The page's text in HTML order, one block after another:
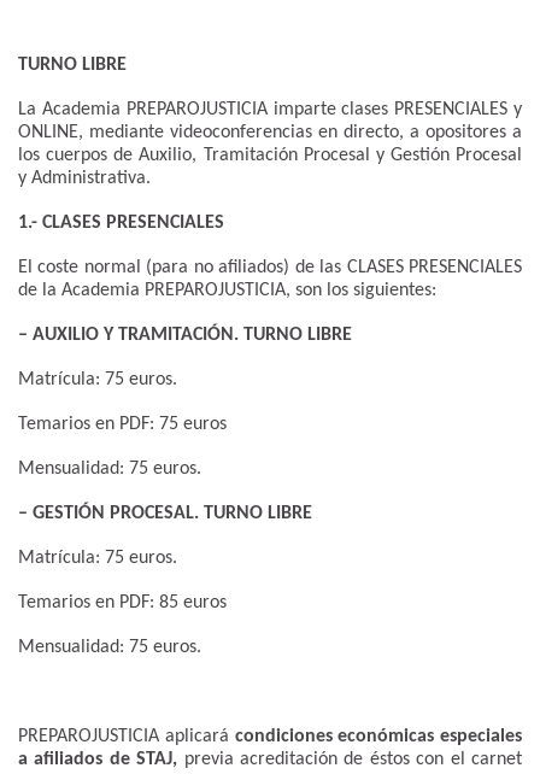
TURNO LIBRE
La Academia PREPAROJUSTICIA imparte clases PRESENCIALES y
ONLINE, mediante videoconferencias en directo, a opositores a
los cuerpos de Auxilio, Tramitación Procesal y Gestión Procesal
y Administrativa.
1.- CLASES PRESENCIALES
El coste normal (para no afiliados) de las CLASES PRESENCIALES
de la Academia PREPAROJUSTICIA, son los siguientes:
– AUXILIO Y TRAMITACIÓN. TURNO LIBRE
Matrícula: 75 euros.
Temarios en PDF: 75 euros
Mensualidad: 75 euros.
– GESTIÓN PROCESAL. TURNO LIBRE
Matrícula: 75 euros.
Temarios en PDF: 85 euros
Mensualidad: 75 euros.
PREPAROJUSTICIA aplicará condiciones económicas especiales
a afiliados de STAJ, previa acreditación de éstos con el carnet